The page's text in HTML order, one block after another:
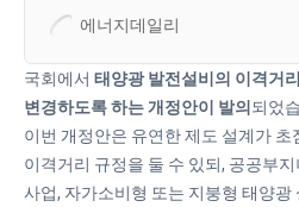
수용성을 높이기 위한 법 개정이 추
광 이격거리 규제가 재생에너지
의 걸림돌로 지적된 가운데, 이를
적으로 조정하자는 취지다.국회
에너지환경노동위원회 소속 이용
의원(더불어민주당)은 10일 &#39;
에너지 및 재생에너지 개발·이용·
에너지데일리
국회에서 태양광 발전설비의 이격거
변경하도록 하는 개정안이 발의 되었
이번 개정안은 유연한 제도 설계가
이격거리 규정을 둘 수 있되, 공공부
사업, 자가소비형 또는 지붕형 태양광